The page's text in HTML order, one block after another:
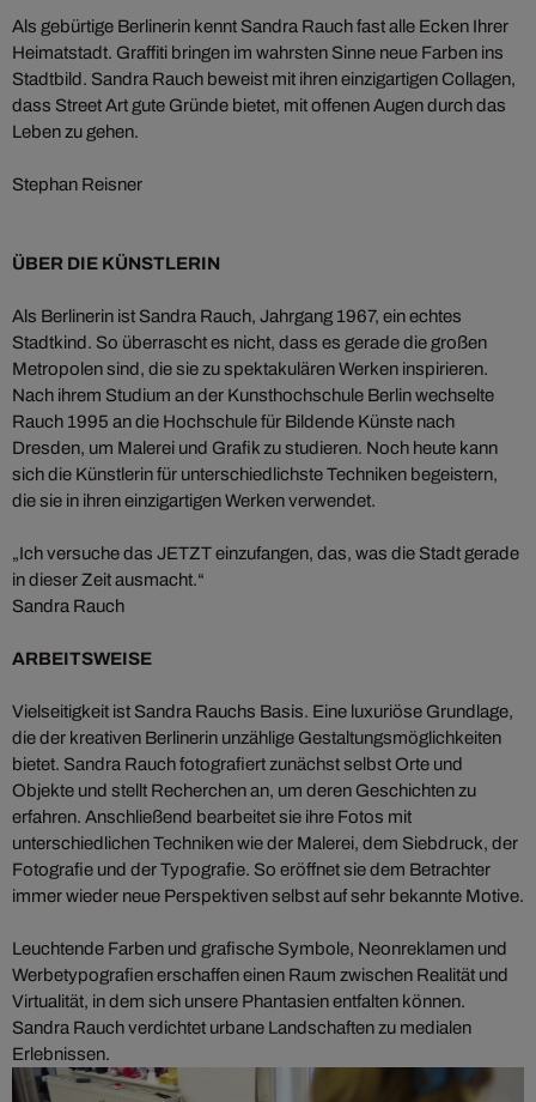
Als gebürtige Berlinerin kennt Sandra Rauch fast alle Ecken Ihrer
Heimatstadt. Graffiti bringen im wahrsten Sinne neue Farben ins
Stadtbild. Sandra Rauch beweist mit ihren einzigartigen Collagen,
dass Street Art gute Gründe bietet, mit offenen Augen durch das
Leben zu gehen.
Stephan Reisner
ÜBER DIE KÜNSTLERIN
Als Berlinerin ist Sandra Rauch, Jahrgang 1967, ein echtes
Stadtkind. So überrascht es nicht, dass es gerade die großen
Metropolen sind, die sie zu spektakulären Werken inspirieren.
Nach ihrem Studium an der Kunsthochschule Berlin wechselte
Rauch 1995 an die Hochschule für Bildende Künste nach
Dresden, um Malerei und Grafik zu studieren. Noch heute kann
sich die Künstlerin für unterschiedlichste Techniken begeistern,
die sie in ihren einzigartigen Werken verwendet.
„Ich versuche das JETZT einzufangen, das, was die Stadt gerade
in dieser Zeit ausmacht.“
Sandra Rauch
ARBEITSWEISE
Vielseitigkeit ist Sandra Rauchs Basis. Eine luxuriöse Grundlage,
die der kreativen Berlinerin unzählige Gestaltungsmöglichkeiten
bietet. Sandra Rauch fotografiert zunächst selbst Orte und
Objekte und stellt Recherchen an, um deren Geschichten zu
erfahren. Anschließend bearbeitet sie ihre Fotos mit
unterschiedlichen Techniken wie der Malerei, dem Siebdruck, der
Fotografie und der Typografie. So eröffnet sie dem Betrachter
immer wieder neue Perspektiven selbst auf sehr bekannte Motive.
Leuchtende Farben und grafische Symbole, Neonreklamen und
Werbetypografien erschaffen einen Raum zwischen Realität und
Virtualität, in dem sich unsere Phantasien entfalten können.
Sandra Rauch verdichtet urbane Landschaften zu medialen
Erlebnissen.